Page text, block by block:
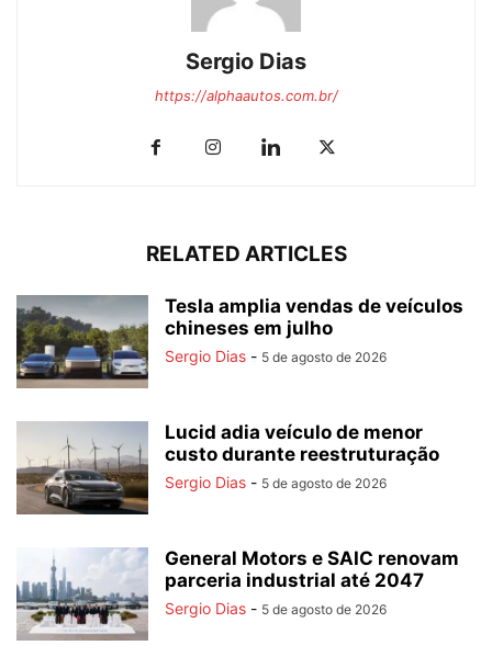
Sergio Dias
https://alphaautos.com.br/
RELATED ARTICLES
Tesla amplia vendas de veículos
chineses em julho
Sergio Dias - 5 de agosto de 2026
Lucid adia veículo de menor
custo durante reestruturação
Sergio Dias - 5 de agosto de 2026
General Motors e SAIC renovam
parceria industrial até 2047
Sergio Dias - 5 de agosto de 2026